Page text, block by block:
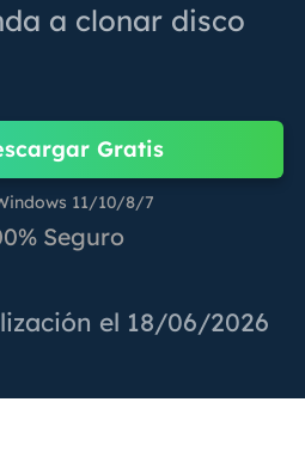
a clonar disco
Gratis
11/10/8/7
Seguro
el 18/06/2026